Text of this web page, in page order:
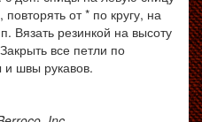
от * по кругу, на
Вязать резинкой на высоту
все петли по
швы рукавов.